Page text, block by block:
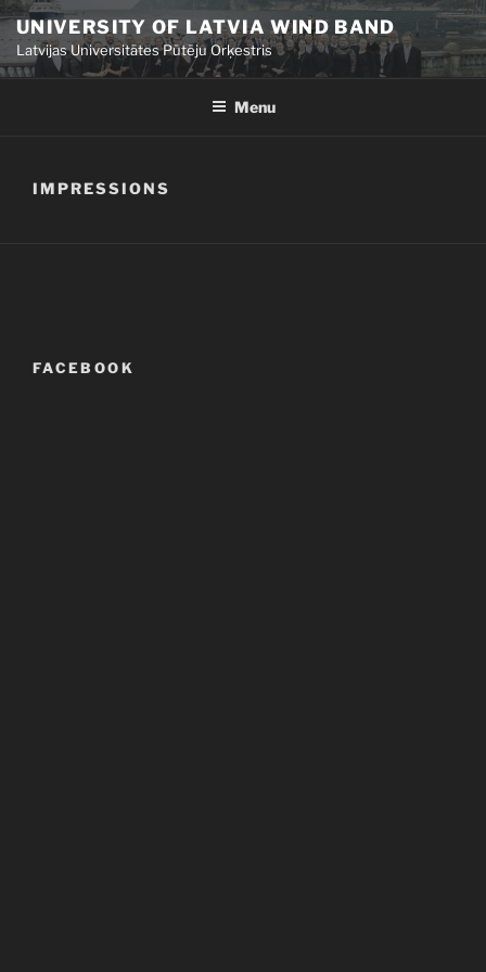
Skip
to
content
UNIVERSITY OF LATVIA WIND BAND
Latvijas Universitātes Pūtēju Orķestris
Menu
IMPRESSIONS
FACEBOOK